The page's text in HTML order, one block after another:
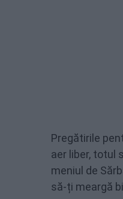
Pregătirile
aer liber, totul
meniul de
să-ți meargă